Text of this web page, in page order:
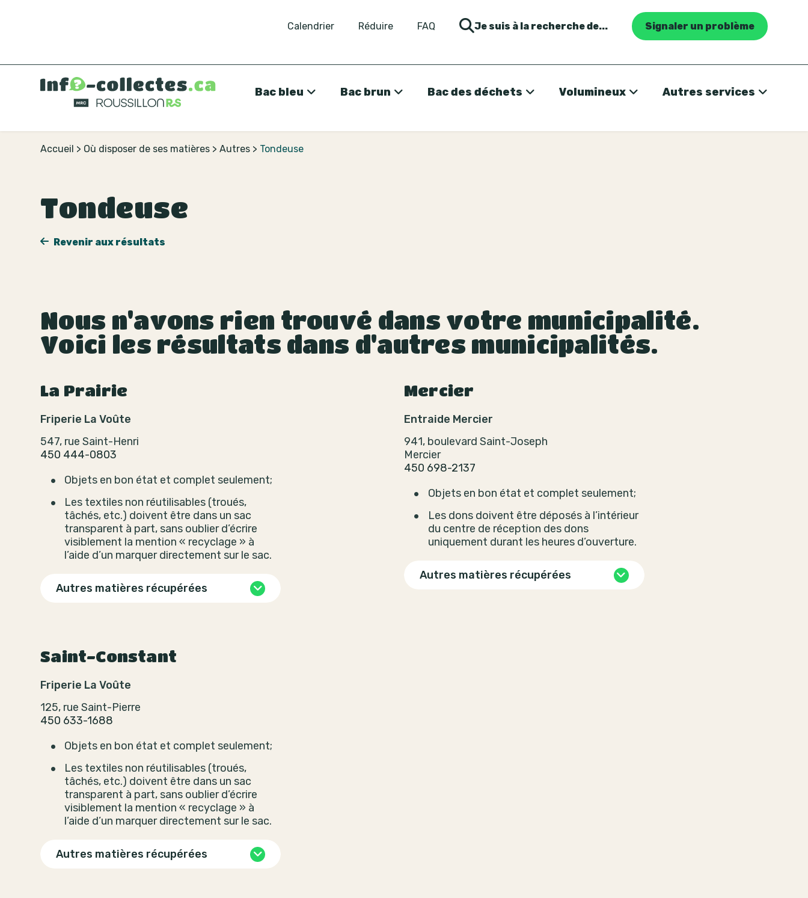
Calendrier Réduire FAQ Je suis à la recherche de... Signaler un problème
Bac bleu Bac brun Bac des déchets Volumineux Autres services
Accueil > Où disposer de ses matières >Autres > Tondeuse
Tondeuse
Revenir aux résultats
Nous n'avons rien trouvé dans votre municipalité.
Voici les résultats dans d'autres municipalités.
La Prairie
Friperie La Voûte
547, rue Saint-Henri
450 444-0803
Objets en bon état et complet seulement;
Les textiles non réutilisables (troués,
tâchés, etc.) doivent être dans un sac
transparent à part, sans oublier d’écrire
visiblement la mention « recyclage » à
l’aide d’un marquer directement sur le sac.
Autres matières récupérées
Mercier
Entraide Mercier
941, boulevard Saint-Joseph
Mercier
450 698-2137
Objets en bon état et complet seulement;
Les dons doivent être déposés à l’intérieur
du centre de réception des dons
uniquement durant les heures d’ouverture.
Autres matières récupérées
Saint-Constant
Friperie La Voûte
125, rue Saint-Pierre
450 633-1688
Objets en bon état et complet seulement;
Les textiles non réutilisables (troués,
tâchés, etc.) doivent être dans un sac
transparent à part, sans oublier d’écrire
visiblement la mention « recyclage » à
l’aide d’un marquer directement sur le sac.
Autres matières récupérées